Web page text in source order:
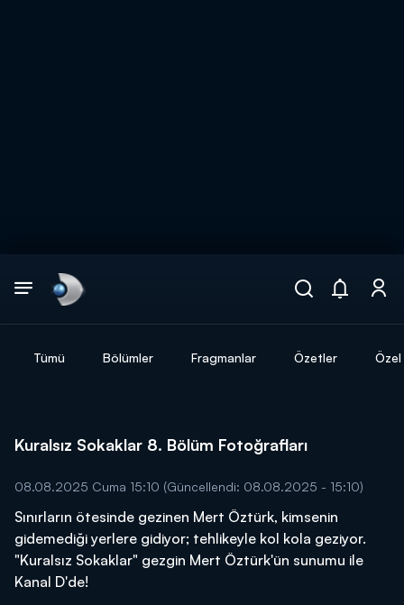
Tümü Bölümler Fragmanlar Özetler
Kuralsız Sokaklar 8. Bölüm Fotoğrafları
08.08.2025 Cuma 15:10 (Güncellendi: 08.08.2025 - 15:10)
Sınırların ötesinde gezinen Mert Öztürk, kimsenin
gidemediği yerlere gidiyor; tehlikeyle kol kola geziyor.
"Kuralsız Sokaklar" gezgin Mert Öztürk'ün sunumu ile
Kanal D'de!